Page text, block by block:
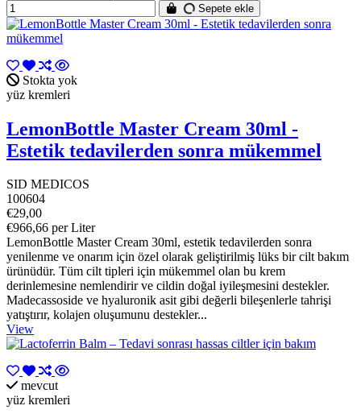
Sepete ekle
Stokta yok
yüz kremleri
LemonBottle Master Cream 30ml -
Estetik tedavilerden sonra mükemmel
SID MEDICOS
100604
€29,00
€966,66 per Liter
LemonBottle Master Cream 30ml, estetik tedavilerden sonra
yenilenme ve onarım için özel olarak geliştirilmiş lüks bir cilt bakım
ürünüdür. Tüm cilt tipleri için mükemmel olan bu krem
derinlemesine nemlendirir ve cildin doğal iyileşmesini destekler.
Madecassoside ve hyaluronik asit gibi değerli bileşenlerle tahrişi
yatıştırır, kolajen oluşumunu destekler...
View
mevcut
yüz kremleri